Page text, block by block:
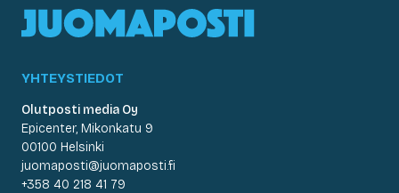
YHTEYSTIEDOT
Olutposti media Oy
Epicenter, Mikonkatu 9
00100 Helsinki
juomaposti@juomaposti.fi
+358 40 218 41 79